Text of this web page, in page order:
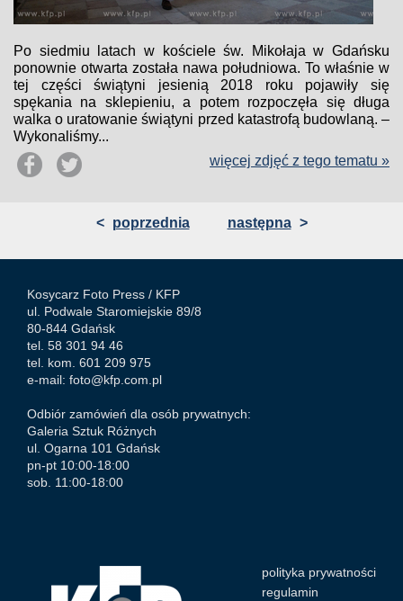
Po siedmiu latach w kościele św. Mikołaja w Gdańsku
ponownie otwarta została nawa południowa. To właśnie w
tej części świątyni jesienią 2018 roku pojawiły się
spękania na sklepieniu, a potem rozpoczęła się długa
walka o uratowanie świątyni przed katastrofą budowlaną. –
Wykonaliśmy...
więcej zdjęć z tego tematu »
< poprzednia następna >
Kosycarz Foto Press / KFP
ul. Podwale Staromiejskie 89/8
80-844 Gdańsk
tel. 58 301 94 46
tel. kom. 601 209 975
e-mail: foto@kfp.com.pl
Odbiór zamówień dla osób prywatnych:
Galeria Sztuk Różnych
ul. Ogarna 101 Gdańsk
pn-pt 10:00-18:00
sob. 11:00-18:00
polityka prywatności
regulamin